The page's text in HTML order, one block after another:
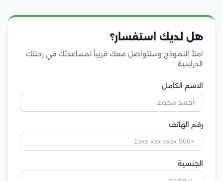
هل لديك استفسار؟
املأ النموذج وسنتواصل معك قريباً لمساعدتك في رحلتك
الدراسية.
الاسم الكامل
رقم الهاتف
الجنسية